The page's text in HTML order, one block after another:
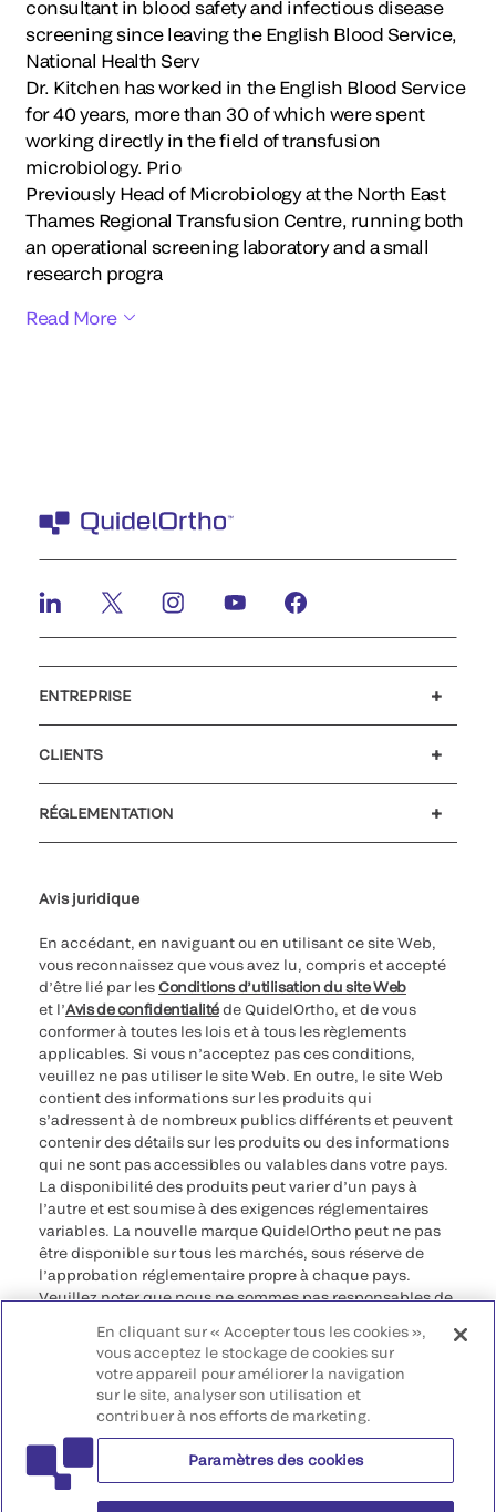
consultant in blood safety and infectious disease
screening since leaving the English Blood Service,
National Health Serv
Dr. Kitchen has worked in the English Blood Service
for 40 years, more than 30 of which were spent
working directly in the field of transfusion
microbiology. Prio
Previously Head of Microbiology at the North East
Thames Regional Transfusion Centre, running both
an operational screening laboratory and a small
research progra
Read More
ENTREPRISE
CLIENTS
RÉGLEMENTATION
Avis juridique
En accédant, en naviguant ou en utilisant ce site Web,
vous reconnaissez que vous avez lu, compris et accepté
d’être lié par lesConditions d’utilisation du site Web
et l’Avis de confidentialitéde QuidelOrtho, et de vous
conformer à toutes les lois et à tous les règlements
applicables. Si vous n’acceptez pas ces conditions,
veuillez ne pas utiliser le site Web. En outre, le site Web
contient des informations sur les produits qui
s’adressent à de nombreux publics différents et peuvent
contenir des détails sur les produits ou des informations
qui ne sont pas accessibles ou valables dans votre pays.
La disponibilité des produits peut varier d’un pays à
l’autre et est soumise à des exigences réglementaires
variables. La nouvelle marque QuidelOrtho peut ne pas
être disponible sur tous les marchés, sous réserve de
l’approbation réglementaire propre à chaque pays.
Veuillez noter que nous ne sommes pas responsables de
conformes à une procédure légale, à une
réglementation, à un enregistrement ou à un usage dans
votre pays d’origine.
©2026 QuidelOrtho Corporation. Tous droits réservés.
QuidelOrtho Corporation
9975 Summers Ridge Road, San Diego, CA 92121, USA
En cliquant sur « Accepter tous les cookies »,
vous acceptez le stockage de cookies sur
votre appareil pour améliorer la navigation
sur le site, analyser son utilisation et
contribuer à nos efforts de marketing.
Paramètres des cookies